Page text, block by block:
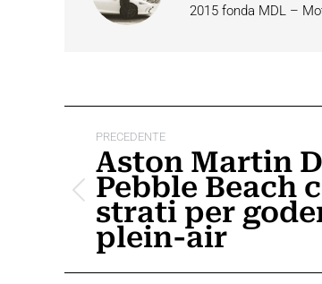
2015 fonda MDL –
post
PRECEDENTE
Post
precedente:
Aston Martin
Pebble Beach
strati per
plein-air